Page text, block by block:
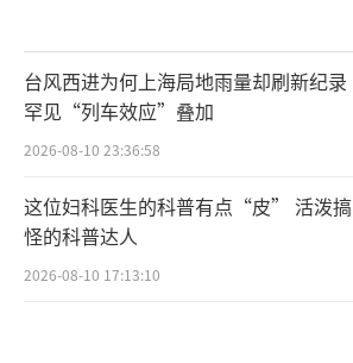
台风西进为何上海局地雨量却刷新纪录
罕见“列车效应”叠加
2026-08-10 23:36:58
这位妇科医生的科普有点“皮” 活泼搞
怪的科普达人
2026-08-10 17:13:10